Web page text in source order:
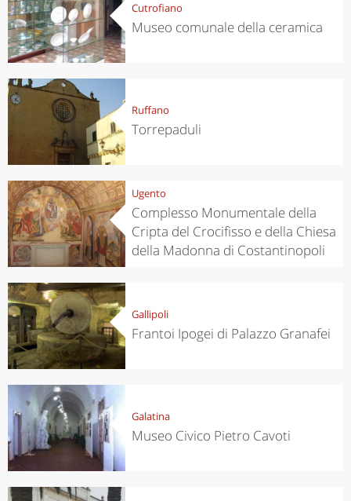
Cutrofiano
Museo comunale della ceramica
Ruffano
Torrepaduli
Ugento
Complesso Monumentale della
Cripta del Crocifisso e della Chiesa
della Madonna di Costantinopoli
Gallipoli
Frantoi Ipogei di Palazzo Granafei
Galatina
Museo Civico Pietro Cavoti